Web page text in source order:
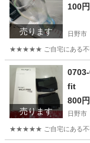
売ります
100円
日野市
★★★★★ ご自宅にある不要
東京 日野市
売ります
fit
800円
日野市
★★★★★ ご自宅にある不要